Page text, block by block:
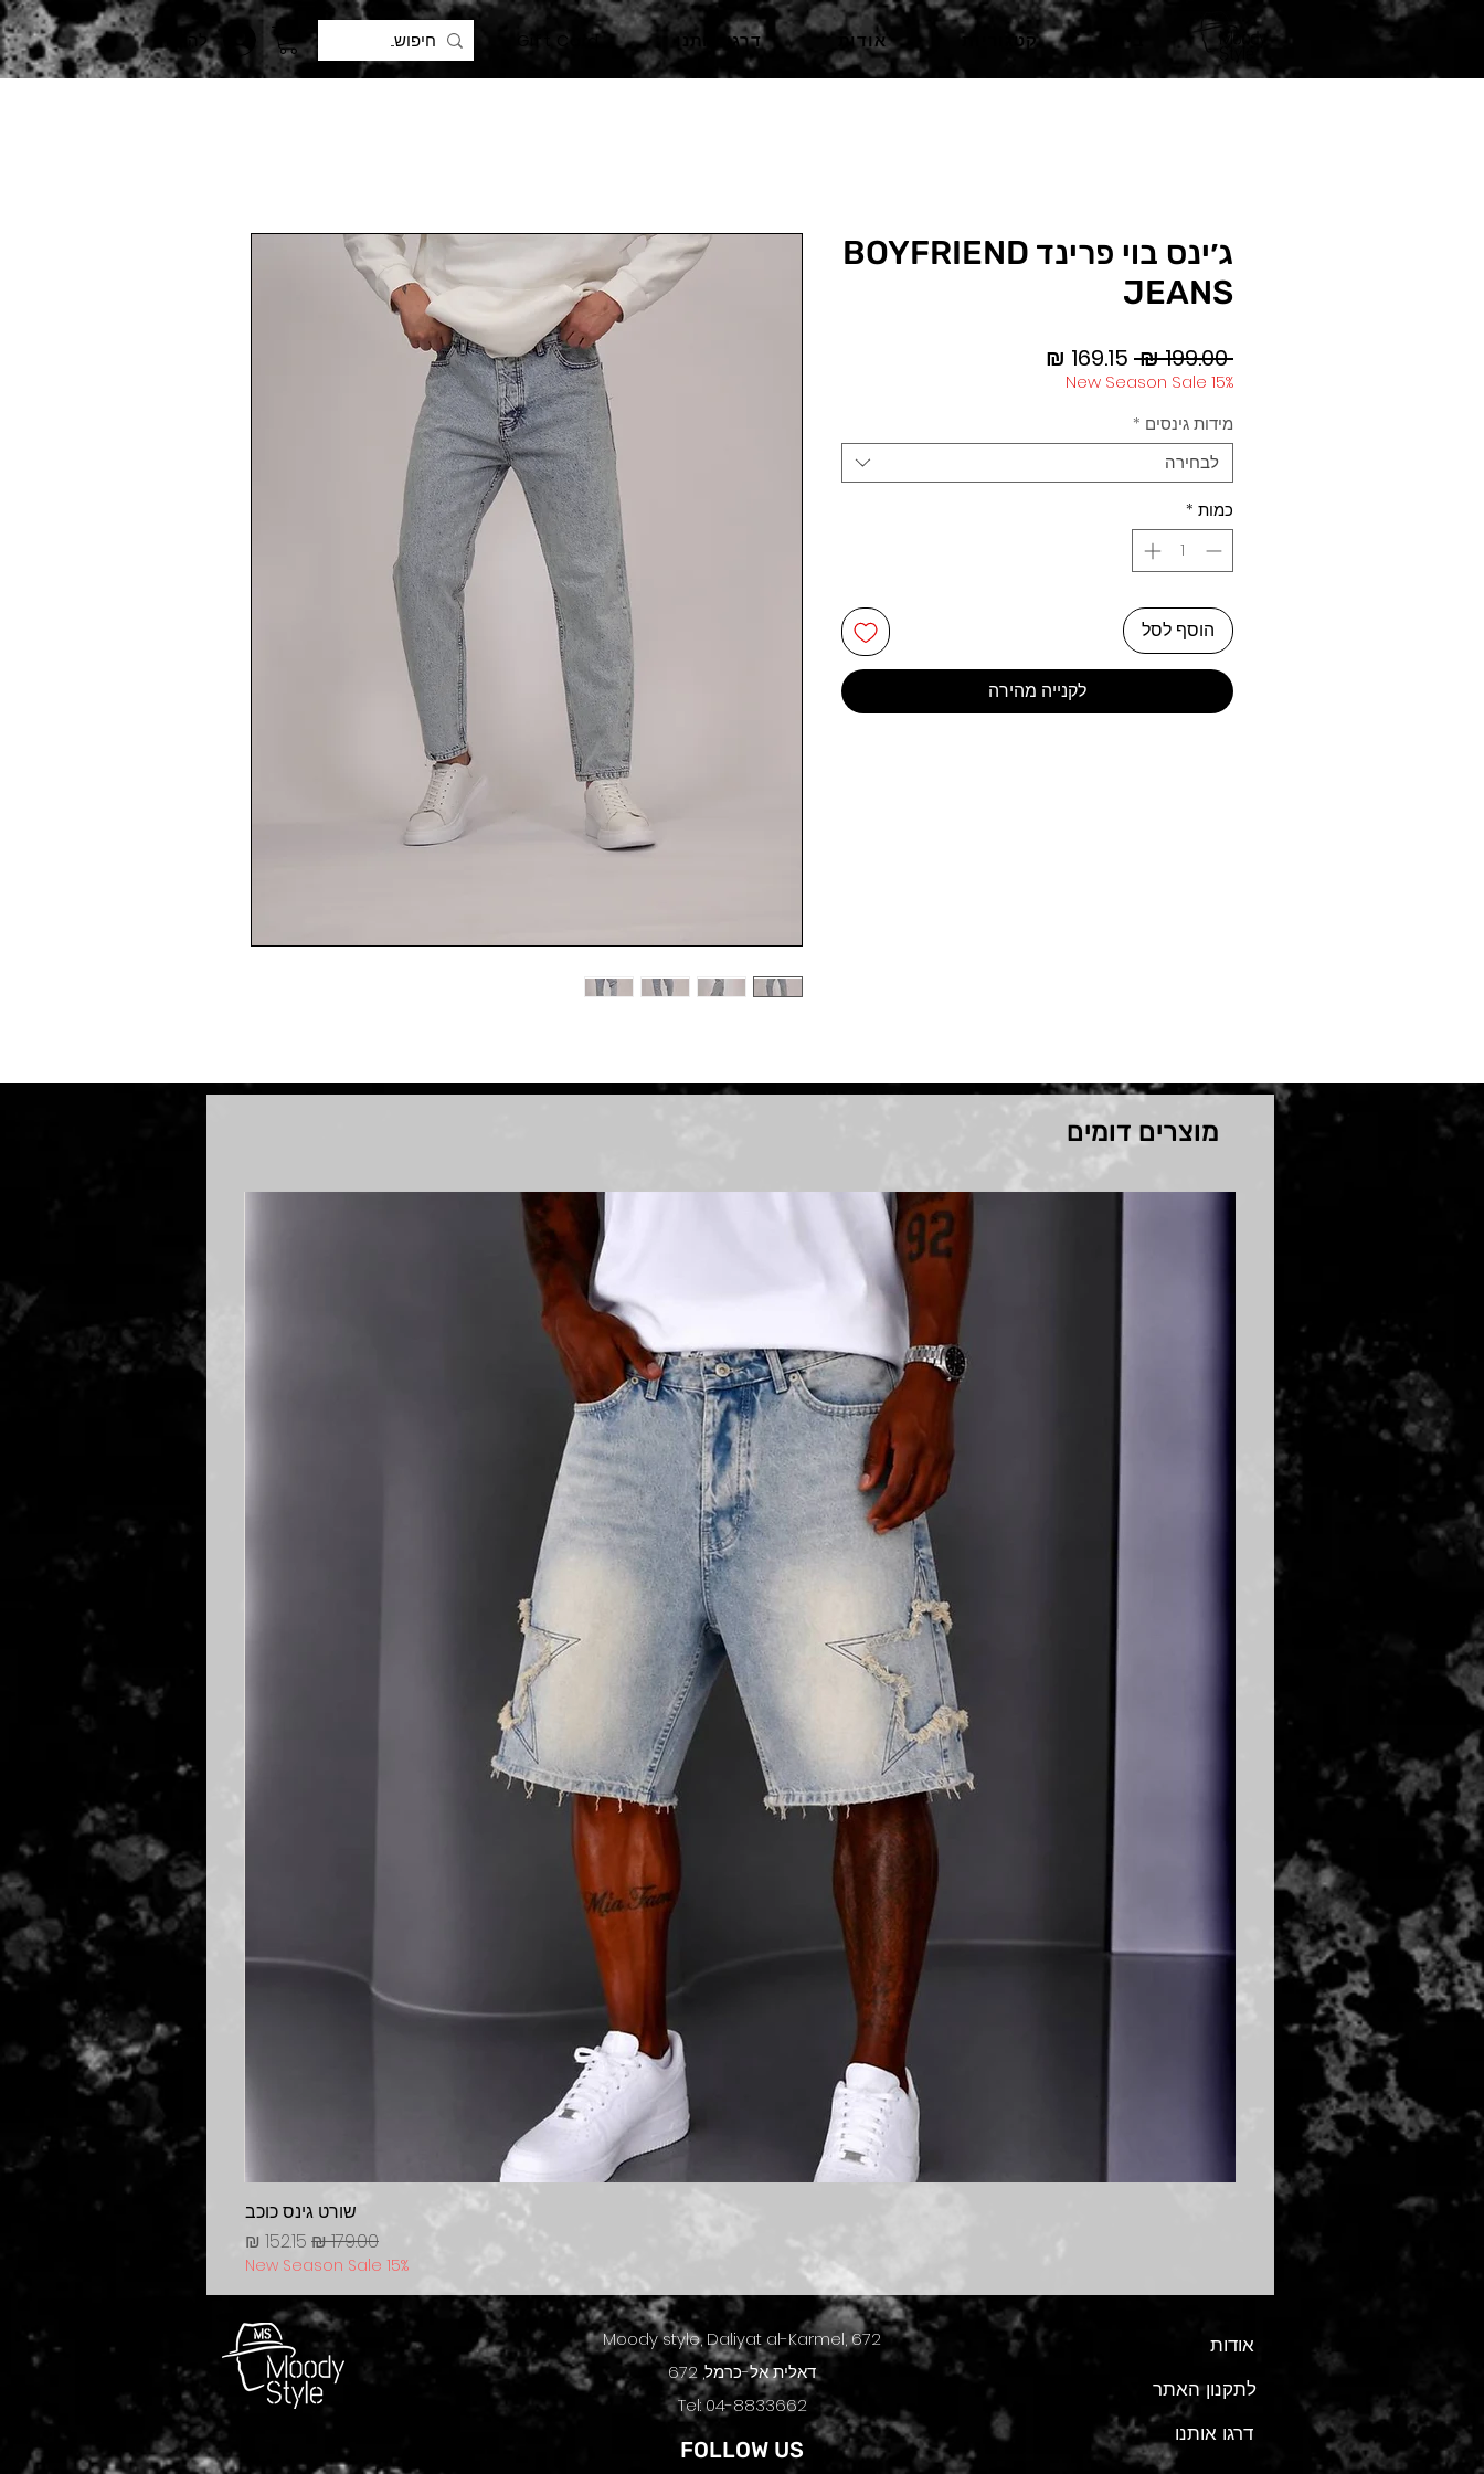
להתחברות Gift Card דרגו אותנו אודות קטגוריות בית
ג׳ינס בוי פרינד BOYFRIEND
JEANS
‏199.00 ‏₪
מחיר
רגיל
New Season Sale 15%
מידות גינסים *
לבחירה
כמות *
הוסף לסל
לקנייה מהירה
מוצרים דומים
שורט גינס כוכב
מחיר רגיל מחיר מבצע
New Season Sale 15%
Moody style, Daliyat al-Karmel, 672
דאלית אל-כרמל, 672
Tel: 04-8833662
FOLLOW US
אודות
לתקנון האתר
דרגו אותנו